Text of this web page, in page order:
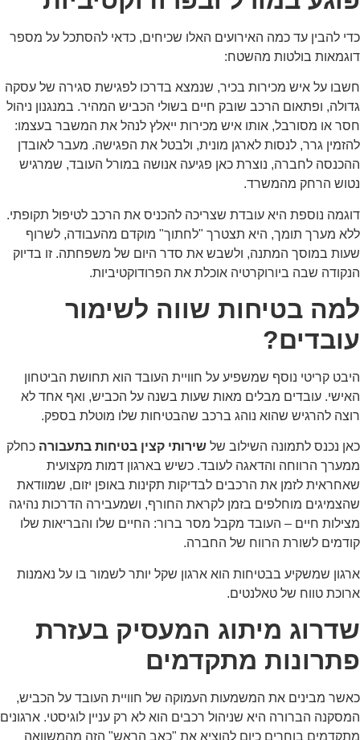
להבין עד כמה האירועים האלו שכיחים, כדאי להסתכל על מספר
בולטות מהשטח:
על איש מכירות בכיר, שנמצא בדרכו לפגישת סגירה של עסקה
ופתאום הרכב שובק חיים בשולי הכביש המהיר. במנגנון ניהול
או מסורבל, אותו איש מכירות ייאלץ לנהל את המשבר בעצמו:
גרר, לנסות לארגן מונית, ולבטל את הפגישה. מעבר לאובדן
לחברה, נוצרת כאן פגיעה אנושה במורל העובד, שמרגיש
הרחק מהמשרד.
נוספת היא עובדת שצריכה להכניס את הרכב לטיפול תקופתי.
מערך תומך, היא תצטרך "לחתוך" מוקדם מהעבודה, לשרוף
במוסך המתנה, ולשבש את סדר היום של משפחתה. זו בדיוק
שבה ביורוקרטיה אוכלת את הפרודוקטיביות.
בטיחות שווה לשימור
קריטי נוסף שמשפיע על חוויית העובד הוא תחושת הביטחון
עובדים מבלים מאות שעות בשנה על הכביש, ואף אחד לא
להרגיש שהוא נוהג ברכב שהבטיחות שלו מוטלת בספק.
נכנס לתמונה השילוב שלשירותי קצין בטיחות בתעבורהכחלק
הרווחה והדאגה לעובד. כשיש בארגון דמות מקצועית
לזמן את הרכבים לבדיקות תקינות באופן יזום, שמוודאת
מוחלפים בזמן לקראת החורף, ושמעבירה הדרכות נהיגה
חיים – העובד מקבל מסר ברור: החיים שלו והבריאות שלו
לשורת הרווח של החברה.
שמשקיע בבטיחות הוא ארגון שקל יותר לשמור בו על נאמנות
טווח של טאלנטים.
מיתוג המעסיק בעזרת
מתקדמים
מבינים את המשמעות העמוקה של חוויית העובד על הכביש,
הברורה היא שניהול רכבים הוא לא רק עניין לוגיסטי. ארגונים
בוחרים כיום להוציא את "כאב הראש" הזה מהמשוואה